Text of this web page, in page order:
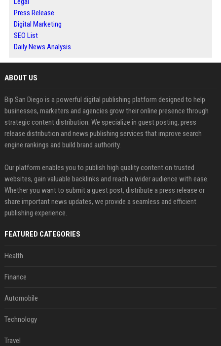
Press Release
Digital Marketing
SEO List
Daily News Analysis
ABOUT US
Bip San Diego is a powerful digital publishing platform designed to help
businesses, marketers and agencies grow their online presence through
strategic content distribution. We specialize in guest posting, press
release distribution and news publishing services that improve search
engine rankings and build brand authority.
Our platform enables you to publish high quality content on trusted
websites, gain valuable backlinks and reach a wider audience with ease.
Whether you want to submit a guest post, distribute a press release or
share important news updates, we provide a seamless and efficient
publishing experience.
FEATURED CATEGORIES
Health
Finance
Automobile
Technology
Travel